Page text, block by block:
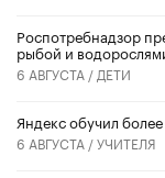
Роспотребнадзор
рыбой и
6 АВГУСТА / ДЕТИ
​Яндекс обучил
6 АВГУСТА /УЧИТЕЛЯ